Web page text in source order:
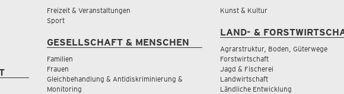
Freizeit & Veranstaltungen
Sport
GESELLSCHAFT & MENSCHEN
Familien
Frauen
Gleichbehandlung & Antidiskriminierung &
Monitoring
Kunst & Kultur
LAND- &
Agrarstruktur, Boden, Güterwege
Forstwirtschaft
Jagd & Fischerei
Landwirtschaft
Ländliche Entwicklung